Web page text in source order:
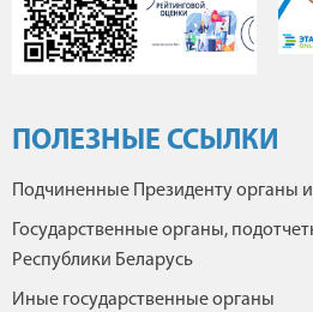
ПОЛЕЗНЫЕ ССЫЛКИ
Подчиненные Президенту органы
Государственные органы,
Республики Беларусь
Иные государственные органы